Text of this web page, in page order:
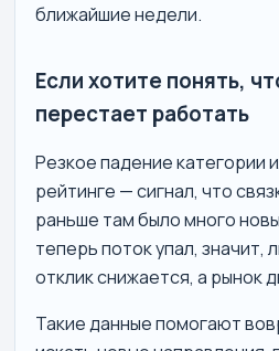
ближайшие недели.
Если хотите понять,
перестает работать
Резкое падение категории
рейтинге — сигнал, что
раньше там было много
теперь поток упал, значит,
отклик снижается, а рынок
Такие данные помогают